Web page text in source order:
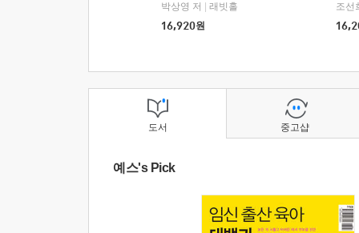
박상영 저
래빗홀
16,920원
조선
도서
예스's Pick
중고샵